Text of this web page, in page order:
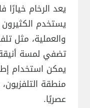
يعد الرخام خيارًا
يستخدم
والعملية، مثل
تضفي لمسة
يمكن استخدام
منطقة
عصريًا.